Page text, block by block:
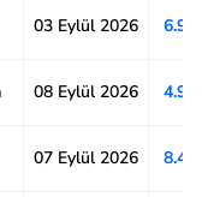
03 Eylül 2026
08 Eylül 2026
07 Eylül 2026